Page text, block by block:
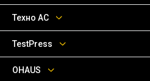
Техно АС
TestPress
OHAUS